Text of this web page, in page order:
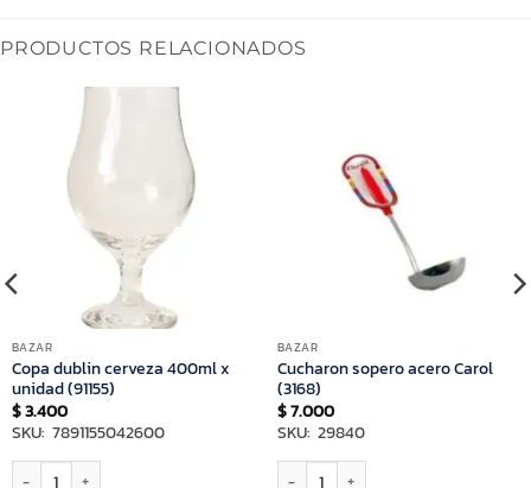
PRODUCTOS RELACIONADOS
BAZAR
Copa dublin cerveza 400ml x
unidad (91155)
$3.400
SKU: 7891155042600
BAZAR
Cucharon sopero acero Carol
(3168)
$7.000
SKU: 29840